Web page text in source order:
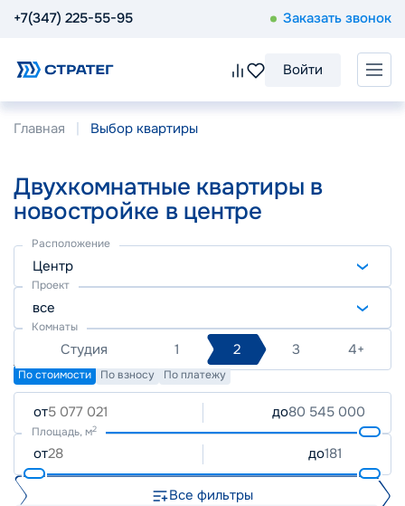
+7(347) 225-55-95 Заказать звонок
Войти
Главная Выбор квартиры
Двухкомнатные квартиры в
новостройке в центре
Расположение
Центр
Проект
все
Комнаты
Студия 1 2 3 4+
По стоимости По взносу По платежу
от до
Площадь, м2
от до
Все фильтры